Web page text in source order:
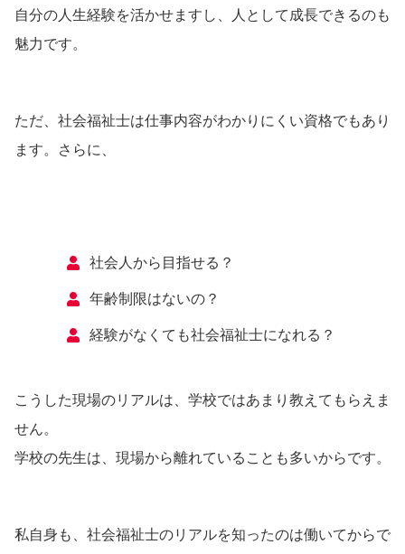
自分の人生経験を活かせますし、人として成長できるのも
魅力です。
ただ、社会福祉士は仕事内容がわかりにくい資格でもあり
ます。さらに、
社会人から目指せる？
年齢制限はないの？
経験がなくても社会福祉士になれる？
こうした現場のリアルは、学校ではあまり教えてもらえま
せん。
学校の先生は、現場から離れていることも多いからです。
私自身も、社会福祉士のリアルを知ったのは働いてからで